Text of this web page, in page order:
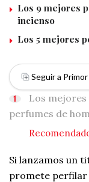
Los 9 mejores
incienso
Los 5 mejores
Seguir a
Los mejores
perfumes de
Si lanzamos un
promete perfilar